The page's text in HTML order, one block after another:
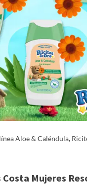
línea Aloe & Caléndula,
Costa Mujeres